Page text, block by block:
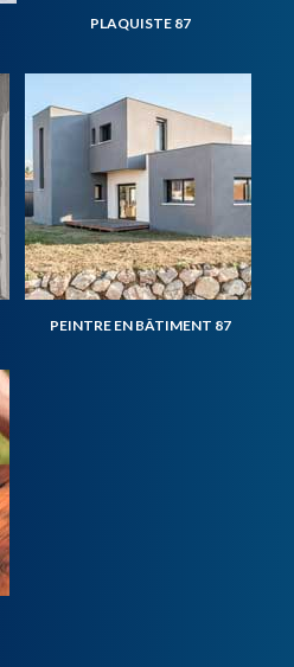
PLAQUISTE 87
PEINTRE EN BÂTIMENT 87